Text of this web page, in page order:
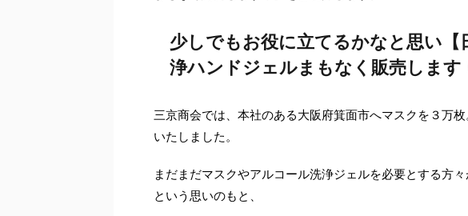
少しでもお役に立てるかなと思い【
浄ハンドジェルまもなく販売します
三京商会では、本社のある大阪府箕面市へマスクを３万
いたしました。
まだまだマスクやアルコール洗浄ジェルを必要とする方
という思いのもと、